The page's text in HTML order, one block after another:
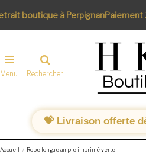
boutique à PerpignanPaiement
Menu Rechercher
💝 Livraison offerte
Accueil Robe longue ample imprimé verte